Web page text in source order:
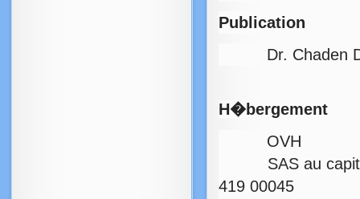
Publication
Dr. Chaden
H�bergement
OVH
SAS au capital
419 00045